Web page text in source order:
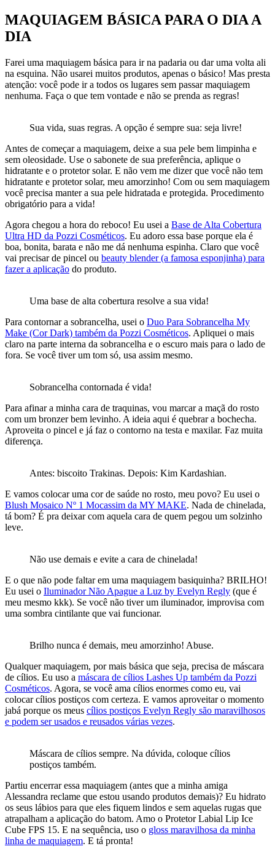
MAQUIAGEM BÁSICA PARA O DIA A
DIA
Farei uma maquiagem básica para ir na padaria ou dar uma volta ali
na esquina. Não usarei muitos produtos, apenas o básico! Mas presta
atenção: você pode ir a todos os lugares sem passar maquiagem
nenhuma. Faça o que tem vontade e não se prenda as regras!
Sua vida, suas regras. A opção é sempre sua: seja livre!
Antes de começar a maquiagem, deixe a sua pele bem limpinha e
sem oleosidade. Use o sabonete de sua preferência, aplique o
hidratante e o protetor solar. E não vem me dizer que você não tem
hidratante e protetor solar, meu amorzinho! Com ou sem maquiagem
você precisa manter a sua pele hidratada e protegida. Procedimento
obrigatório para a vida!
Agora chegou a hora do reboco! Eu usei a Base de Alta Cobertura
Ultra HD da Pozzi Cosméticos. Eu adoro essa base porque ela é
boa, bonita, barata e não me dá nenhuma espinha. Claro que você
vai precisar de pincel ou beauty blender (a famosa esponjinha) para
fazer a aplicação do produto.
Uma base de alta cobertura resolve a sua vida!
Para contornar a sobrancelha, usei o Duo Para Sobrancelha My
Make (Cor Dark) também da Pozzi Cosméticos. Apliquei o mais
claro na parte interna da sobrancelha e o escuro mais para o lado de
fora. Se você tiver um tom só, usa assim mesmo.
Sobrancelha contornada é vida!
Para afinar a minha cara de traquinas, vou marcar a maçã do rosto
com um bronzer bem levinho. A ideia aqui é quebrar a bochecha.
Aproveita o pincel e já faz o contorno na testa e maxilar. Faz muita
diferença.
Antes: biscoito Trakinas. Depois: Kim Kardashian.
E vamos colocar uma cor de saúde no rosto, meu povo? Eu usei o
Blush Mosaico Nº 1 Mocassim da MY MAKE. Nada de chinelada,
tá bom? É pra deixar com aquela cara de quem pegou um solzinho
leve.
Não use demais e evite a cara de chinelada!
E o que não pode faltar em uma maquiagem basiquinha? BRILHO!
Eu usei o Iluminador Não Apague a Luz by Evelyn Regly (que é
meu mesmo kkk). Se você não tiver um iluminador, improvisa com
uma sombra cintilante que vai funcionar.
Brilho nunca é demais, meu amorzinho! Abuse.
Qualquer maquiagem, por mais básica que seja, precisa de máscara
de cílios. Eu uso a máscara de cílios Lashes Up também da Pozzi
Cosméticos. Agora, se você ama cílios enormes como eu, vai
colocar cílios postiços com certeza. E vamos aproveitar o momento
jabá porque os meus cílios postiços Evelyn Regly são maravilhosos
e podem ser usados e reusados várias vezes.
Máscara de cílios sempre. Na dúvida, coloque cílios
postiços também.
Partiu encerrar essa maquiagem (antes que a minha amiga
Alessandra reclame que estou usando produtos demais)? Eu hidrato
os seus lábios para que eles fiquem lindos e sem aquelas rugas que
atrapalham a aplicação do batom. Amo o Protetor Labial Lip Ice
Cube FPS 15. E na sequência, uso o gloss maravilhosa da minha
linha de maquiagem. E tá pronta!